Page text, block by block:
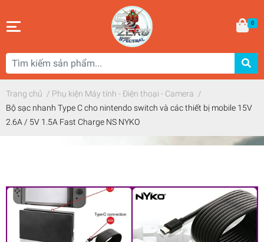
0
Trang chủ / Phụ kiện Máy tính - Điện thoại - Camera /
Bộ sạc nhanh Type C cho nintendo switch và các thiết bị mobile 15V
2.6A / 5V 1.5A Fast Charge NS NYKO